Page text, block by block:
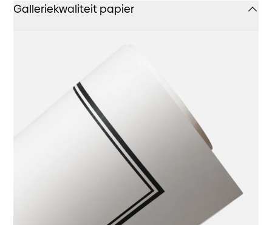
Galleriekwaliteit papier